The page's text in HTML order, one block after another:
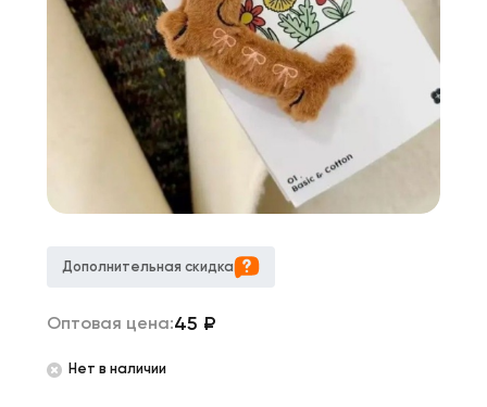
Дополнительная скидка
Оптовая цена:45 ₽
Нет в наличии